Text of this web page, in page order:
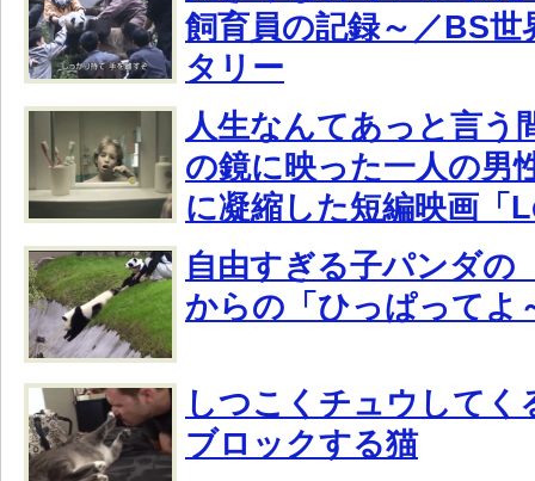
飼育員の記録～／BS
タリー
人生なんてあっと言う
の鏡に映った一人の男
に凝縮した短編映画「
自由すぎる子パンダの
からの「ひっぱってよ
しつこくチュウしてく
ブロックする猫